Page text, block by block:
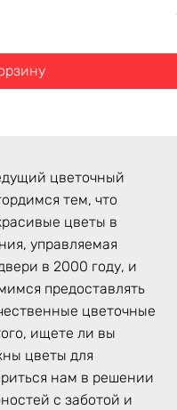
цветочный
тем, что
цветы в
управляемая
в 2000 году, и
предоставлять
цветочные
ищете ли вы
цветы для
нам в решении
с заботой и